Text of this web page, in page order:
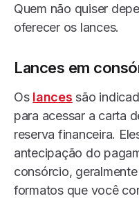
Quem não quiser
oferecer os lances.
Lances em
Os lances são
para acessar a carta
reserva financeira.
antecipação do
consórcio,
formatos que você